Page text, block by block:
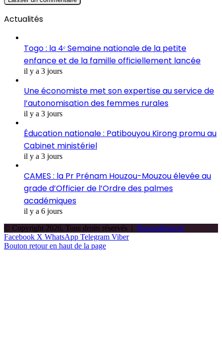
Actualités
Togo : la 4ᵉ Semaine nationale de la petite
enfance et de la famille officiellement lancée
il y a 3 jours
Une économiste met son expertise au service de
l’autonomisation des femmes rurales
il y a 3 jours
Éducation nationale : Patibouyou Kirong promu au
Cabinet ministériel
il y a 3 jours
CAMES : la Pr Prénam Houzou-Mouzou élevée au
grade d’Officier de l’Ordre des palmes
académiques
il y a 6 jours
© Copyright 2026, Tous droits réservés | Newsoftogo.tg
Facebook X WhatsApp Telegram Viber
Bouton retour en haut de la page